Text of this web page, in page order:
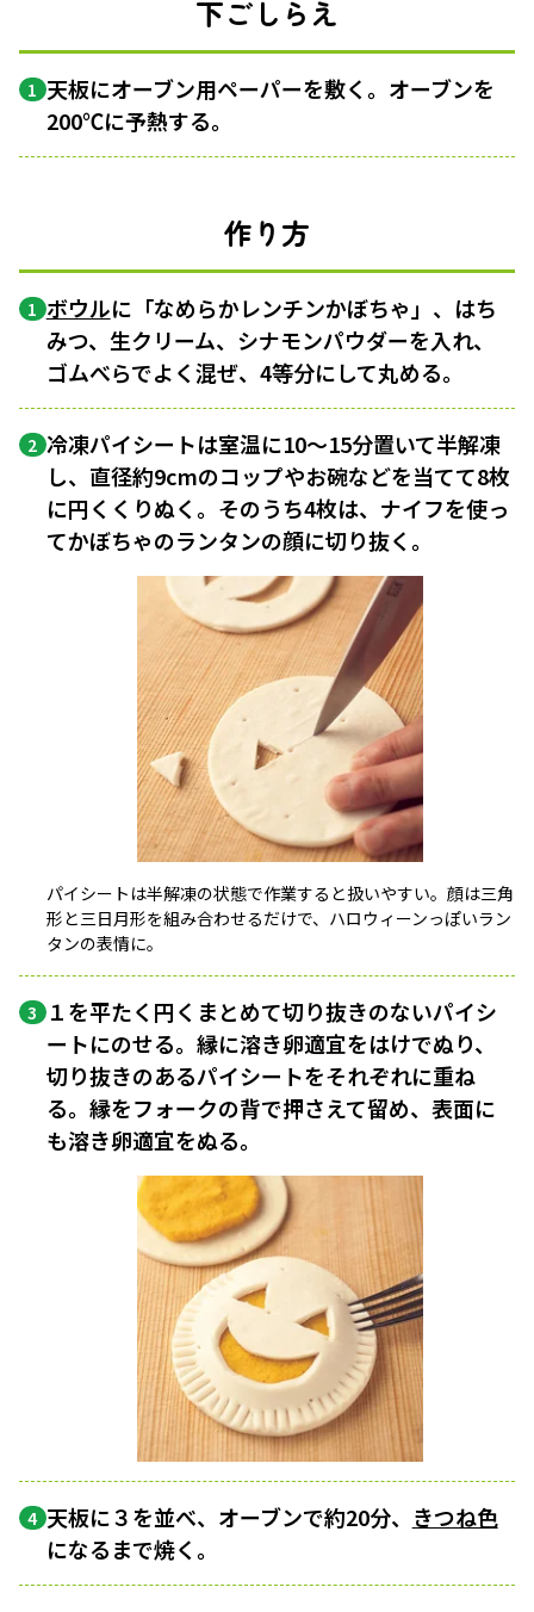
下ごしらえ
1 天板にオーブン用ペーパーを敷く。オーブンを
200℃に予熱する。
作り方
1 ボウルに「なめらかレンチンかぼちゃ」、はち
みつ、生クリーム、シナモンパウダーを入れ、
ゴムべらでよく混ぜ、4等分にして丸める。
2 冷凍パイシートは室温に10〜15分置いて半解凍
し、直径約9cmのコップやお碗などを当てて8枚
に円くくりぬく。そのうち4枚は、ナイフを使っ
てかぼちゃのランタンの顔に切り抜く。
パイシートは半解凍の状態で作業すると扱いやすい。顔は三角
形と三日月形を組み合わせるだけで、ハロウィーンっぽいラン
タンの表情に。
3 １を平たく円くまとめて切り抜きのないパイシ
ートにのせる。縁に溶き卵適宜をはけでぬり、
切り抜きのあるパイシートをそれぞれに重ね
る。縁をフォークの背で押さえて留め、表面に
も溶き卵適宜をぬる。
4 天板に３を並べ、オーブンで約20分、 きつね色
になるまで焼く。